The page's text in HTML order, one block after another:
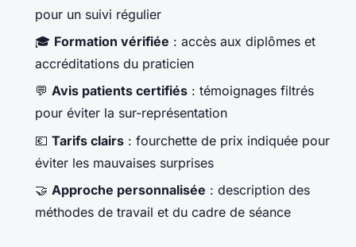
pour un suivi régulier
🎓 Formation vérifiée : accès aux diplômes et
accréditations du praticien
💬 Avis patients certifiés : témoignages filtrés
pour éviter la sur-représentation
💶 Tarifs clairs : fourchette de prix indiquée pour
éviter les mauvaises surprises
🤝 Approche personnalisée : description des
méthodes de travail et du cadre de séance